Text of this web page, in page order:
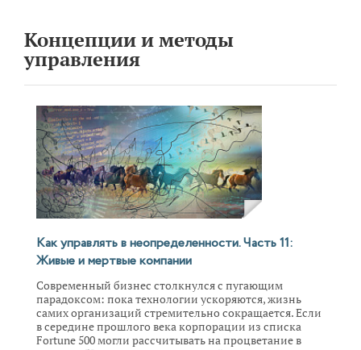
Концепции и методы
управления
Как управлять в неопределенности. Часть 11:
Живые и мертвые компании
Современный бизнес столкнулся с пугающим
парадоксом: пока технологии ускоряются, жизнь
самих организаций стремительно сокращается. Если
в середине прошлого века корпорации из списка
Fortune 500 могли рассчитывать на процветание в